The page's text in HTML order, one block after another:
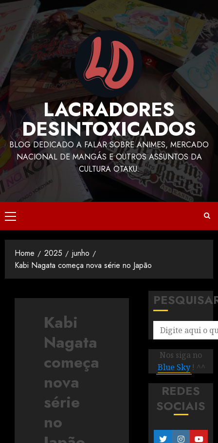
LACRADORES
DESINTOXICADOS
BLOG DEDICADO A FALAR SOBRE ANIMES, MERCADO
NACIONAL DE MANGÁS E OUTROS ASSUNTOS DA
CULTURA OTAKU.
Home 2025
junho
Kabi Nagata começa nova série no Japão
Kabi
Nagata
começa
nova
série
no
Nos siga no
Blue Sky ! ^^
REDES
SOCIAIS